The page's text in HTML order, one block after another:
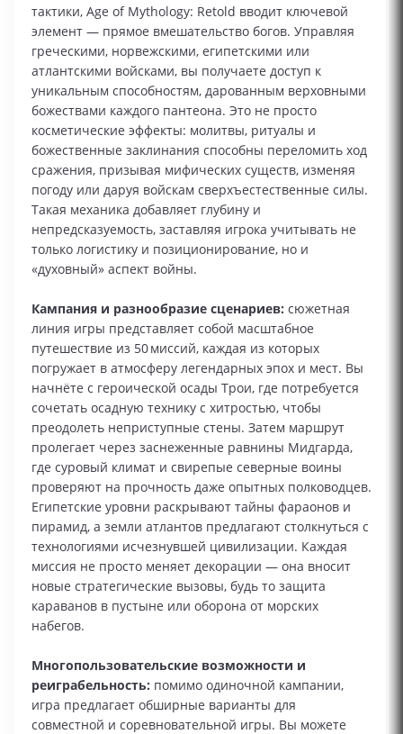
тактики, Age of Mythology: Retold вводит ключевой
элемент — прямое вмешательство богов. Управляя
греческими, норвежскими, египетскими или
атлантскими войсками, вы получаете доступ к
уникальным способностям, дарованным верховными
божествами каждого пантеона. Это не просто
косметические эффекты: молитвы, ритуалы и
божественные заклинания способны переломить ход
сражения, призывая мифических существ, изменяя
погоду или даруя войскам сверхъестественные силы.
Такая механика добавляет глубину и
непредсказуемость, заставляя игрока учитывать не
только логистику и позиционирование, но и
«духовный» аспект войны.
Кампания и разнообразие сценариев: сюжетная
линия игры представляет собой масштабное
путешествие из 50 миссий, каждая из которых
погружает в атмосферу легендарных эпох и мест. Вы
начнёте с героической осады Трои, где потребуется
сочетать осадную технику с хитростью, чтобы
преодолеть неприступные стены. Затем маршрут
пролегает через заснеженные равнины Мидгарда,
где суровый климат и свирепые северные воины
проверяют на прочность даже опытных полководцев.
Египетские уровни раскрывают тайны фараонов и
пирамид, а земли атлантов предлагают столкнуться с
технологиями исчезнувшей цивилизации. Каждая
миссия не просто меняет декорации — она вносит
новые стратегические вызовы, будь то защита
караванов в пустыне или оборона от морских
набегов.
Многопользовательские возможности и
реиграбельность: помимо одиночной кампании,
игра предлагает обширные варианты для
совместной и соревновательной игры. Вы можете